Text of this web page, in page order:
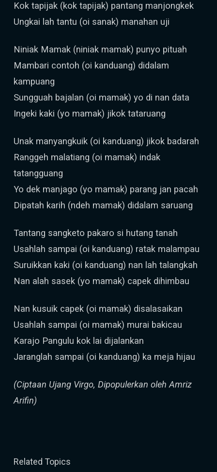
Kok tapijak (kok tapijak) pantang manjongkek
Ungkai lah tantu (oi sanak) manahan uji
Niniak Mamak (niniak mamak) punyo pituah
Mambari contoh (oi kanduang) didalam
kampuang
Sungguah bajalan (oi mamak) yo di nan data
Ingeki kaki (yo mamak) jikok tataruang
Unak manyangkuik (oi kanduang) jikok badarah
Ranggeh malatiang (oi mamak) indak
tatangguang
Yo dek manjago (yo mamak) parang jan pacah
Dipatah karih (ndeh mamak) didalam saruang
Tantang sangketo pakaro si hutang tanah
Usahlah sampai (oi kanduang) ratak malampau
Suruikkan kaki (oi kanduang) nan lah talangkah
Nan alah sasek (yo mamak) capek dihimbau
Nan kusuik capek (oi mamak) disalasaikan
Usahlah sampai (oi mamak) murai bakicau
Karajo Pangulu kok lai dijalankan
Jaranglah sampai (oi kanduang) ka meja hijau
(Ciptaan Ujang Virgo, Dipopulerkan oleh Amriz
Arifin)
Related Topics